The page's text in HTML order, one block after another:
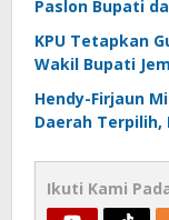
Paslon Bupati
KPU Tetapkan
Wakil Bupati
Hendy-Firjaun
Daerah Terpilih,
Ikuti Kami